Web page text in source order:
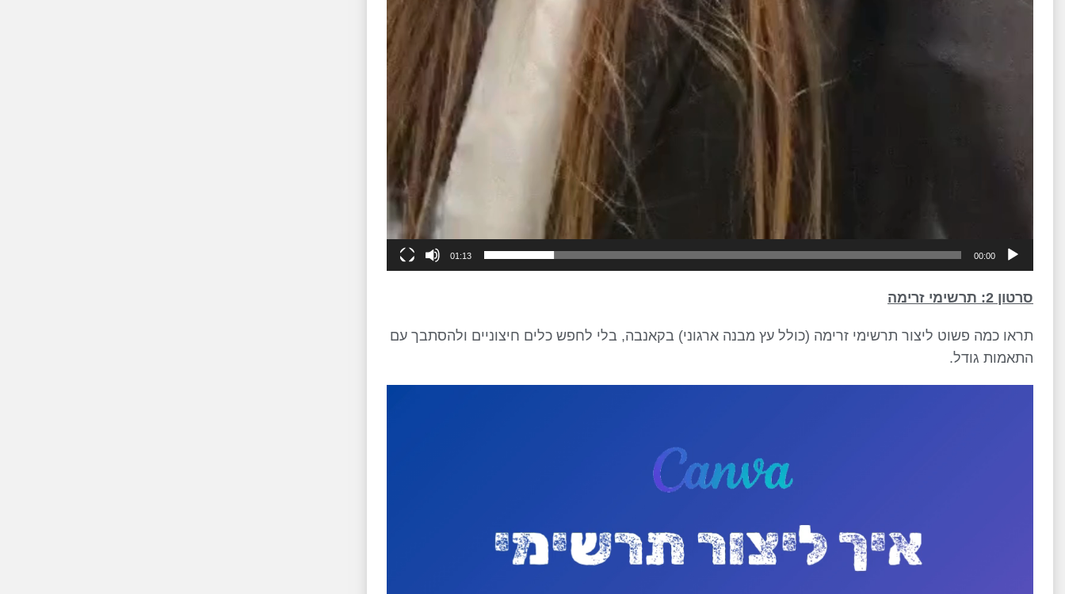
00:00
01:13
סרטון 2: תרשימי זרימה
תראו כמה פשוט ליצור תרשימי זרימה (כולל עץ מבנה ארגוני) בקאנבה, בלי לחפש כלים חיצוניים ולהסתבך עם
התאמות גודל.